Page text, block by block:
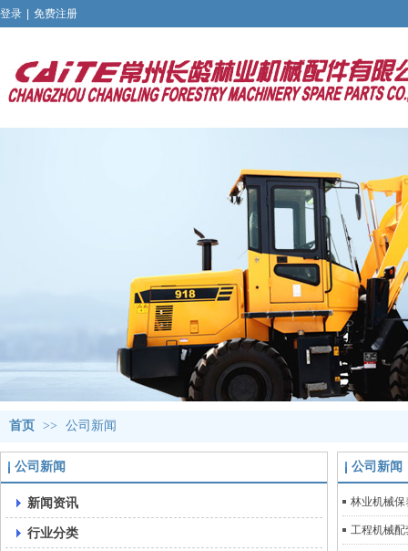
登录 免费注册
首页 >> 公司新闻
公司新闻
新闻资讯
行业分类
公司新闻
林业机械
工程机械